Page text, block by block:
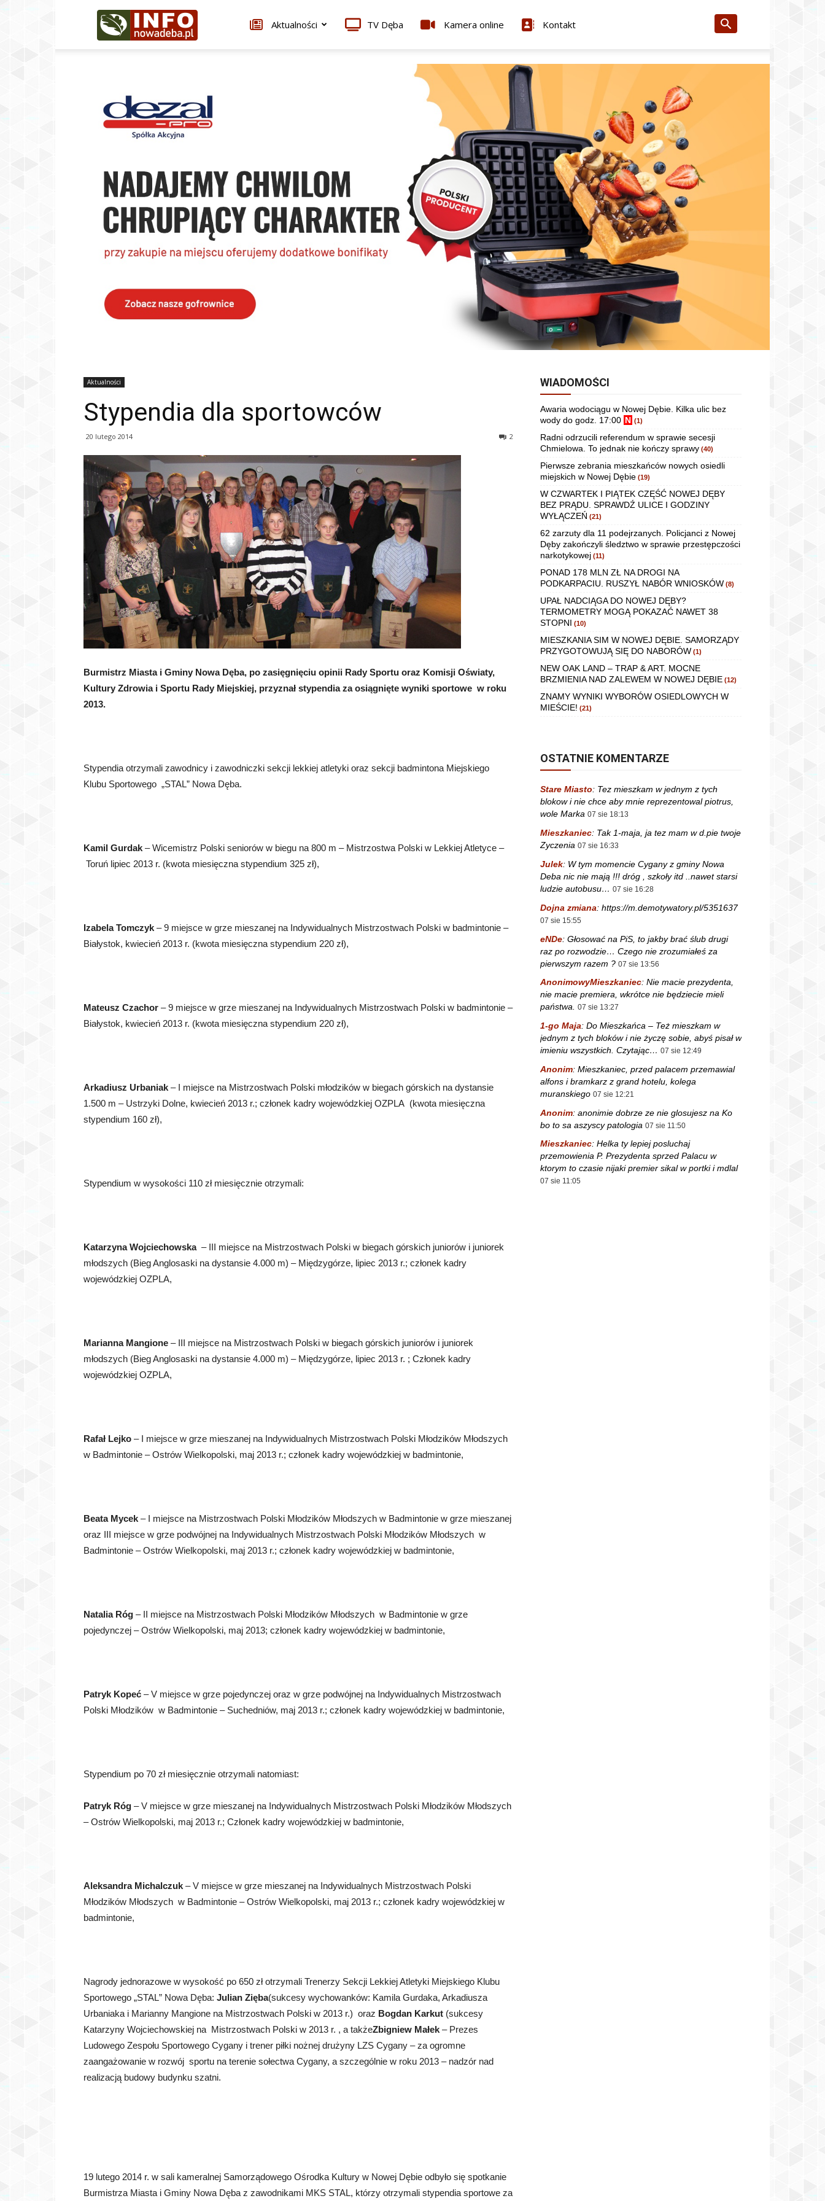
Infonowadeba.pl Aktualności TV Dęba Kamera online Kontakt
Aktualności
Stypendia dla sportowców
20 lutego 2014 2
Burmistrz Miasta i Gminy Nowa Dęba, po zasięgnięciu opinii Rady Sportu oraz Komisji Oświaty,
Kultury Zdrowia i Sportu Rady Miejskiej, przyznał stypendia za osiągnięte wyniki sportowe w roku
2013.
Stypendia otrzymali zawodnicy i zawodniczki sekcji lekkiej atletyki oraz sekcji badmintona Miejskiego
Klubu Sportowego „STAL” Nowa Dęba.
Kamil Gurdak – Wicemistrz Polski seniorów w biegu na 800 m – Mistrzostwa Polski w Lekkiej Atletyce –
Toruń lipiec 2013 r. (kwota miesięczna stypendium 325 zł),
Izabela Tomczyk – 9 miejsce w grze mieszanej na Indywidualnych Mistrzostwach Polski w badmintonie –
Białystok, kwiecień 2013 r. (kwota miesięczna stypendium 220 zł),
Mateusz Czachor – 9 miejsce w grze mieszanej na Indywidualnych Mistrzostwach Polski w badmintonie –
Białystok, kwiecień 2013 r. (kwota miesięczna stypendium 220 zł),
Arkadiusz Urbaniak – I miejsce na Mistrzostwach Polski młodzików w biegach górskich na dystansie
1.500 m – Ustrzyki Dolne, kwiecień 2013 r.; członek kadry wojewódzkiej OZPLA (kwota miesięczna
stypendium 160 zł),
Stypendium w wysokości 110 zł miesięcznie otrzymali:
Katarzyna Wojciechowska– III miejsce na Mistrzostwach Polski w biegach górskich juniorów i juniorek
młodszych (Bieg Anglosaski na dystansie 4.000 m) – Międzygórze, lipiec 2013 r.; członek kadry
wojewódzkiej OZPLA,
Marianna Mangione – III miejsce na Mistrzostwach Polski w biegach górskich juniorów i juniorek
młodszych (Bieg Anglosaski na dystansie 4.000 m) – Międzygórze, lipiec 2013 r. ; Członek kadry
wojewódzkiej OZPLA,
Rafał Lejko – I miejsce w grze mieszanej na Indywidualnych Mistrzostwach Polski Młodzików Młodszych
w Badmintonie – Ostrów Wielkopolski, maj 2013 r.; członek kadry wojewódzkiej w badmintonie,
Beata Mycek – I miejsce na Mistrzostwach Polski Młodzików Młodszych w Badmintonie w grze mieszanej
oraz III miejsce w grze podwójnej na Indywidualnych Mistrzostwach Polski Młodzików Młodszych w
Badmintonie – Ostrów Wielkopolski, maj 2013 r.; członek kadry wojewódzkiej w badmintonie,
Natalia Róg – II miejsce na Mistrzostwach Polski Młodzików Młodszych w Badmintonie w grze
pojedynczej – Ostrów Wielkopolski, maj 2013; członek kadry wojewódzkiej w badmintonie,
Patryk Kopeć – V miejsce w grze pojedynczej oraz w grze podwójnej na Indywidualnych Mistrzostwach
Polski Młodzików w Badmintonie – Suchedniów, maj 2013 r.; członek kadry wojewódzkiej w badmintonie,
Stypendium po 70 zł miesięcznie otrzymali natomiast:
Patryk Róg – V miejsce w grze mieszanej na Indywidualnych Mistrzostwach Polski Młodzików Młodszych
– Ostrów Wielkopolski, maj 2013 r.; Członek kadry wojewódzkiej w badmintonie,
Aleksandra Michalczuk – V miejsce w grze mieszanej na Indywidualnych Mistrzostwach Polski
Młodzików Młodszych w Badmintonie – Ostrów Wielkopolski, maj 2013 r.; członek kadry wojewódzkiej w
badmintonie,
Nagrody jednorazowe w wysokość po 650 zł otrzymali Trenerzy Sekcji Lekkiej Atletyki Miejskiego Klubu
Sportowego „STAL” Nowa Dęba: Julian Zięba(sukcesy wychowanków: Kamila Gurdaka, Arkadiusza
Urbaniaka i Marianny Mangione na Mistrzostwach Polski w 2013 r.) oraz Bogdan Karkut (sukcesy
Katarzyny Wojciechowskiej na Mistrzostwach Polski w 2013 r. , a takżeZbigniew Małek – Prezes
Ludowego Zespołu Sportowego Cygany i trener piłki nożnej drużyny LZS Cygany – za ogromne
zaangażowanie w rozwój sportu na terenie sołectwa Cygany, a szczególnie w roku 2013 – nadzór nad
realizacją budowy budynku szatni.
19 lutego 2014 r. w sali kameralnej Samorządowego Ośrodka Kultury w Nowej Dębie odbyło się spotkanie
Burmistrza Miasta i Gminy Nowa Dęba z zawodnikami MKS STAL, którzy otrzymali stypendia sportowe za
WIADOMOŚCI
Awaria wodociągu w Nowej Dębie. Kilka ulic bez
wody do godz. 17:00 N (1)
Radni odrzucili referendum w sprawie secesji
Chmielowa. To jednak nie kończy sprawy (40)
Pierwsze zebrania mieszkańców nowych osiedli
miejskich w Nowej Dębie (19)
W CZWARTEK I PIĄTEK CZĘŚĆ NOWEJ DĘBY
BEZ PRĄDU. SPRAWDŹ ULICE I GODZINY
WYŁĄCZEŃ (21)
62 zarzuty dla 11 podejrzanych. Policjanci z Nowej
Dęby zakończyli śledztwo w sprawie przestępczości
narkotykowej (11)
PONAD 178 MLN ZŁ NA DROGI NA
PODKARPACIU. RUSZYŁ NABÓR WNIOSKÓW (8)
UPAŁ NADCIĄGA DO NOWEJ DĘBY?
TERMOMETRY MOGĄ POKAZAĆ NAWET 38
STOPNI (10)
MIESZKANIA SIM W NOWEJ DĘBIE. SAMORZĄDY
PRZYGOTOWUJĄ SIĘ DO NABORÓW (1)
NEW OAK LAND – TRAP & ART. MOCNE
BRZMIENIA NAD ZALEWEM W NOWEJ DĘBIE (12)
ZNAMY WYNIKI WYBORÓW OSIEDLOWYCH W
MIEŚCIE! (21)
OSTATNIE KOMENTARZE
Stare Miasto: Tez mieszkam w jednym z tych
blokow i nie chce aby mnie reprezentowal piotrus,
wole Marka 07 sie 18:13
Mieszkaniec: Tak 1-maja, ja tez mam w d.pie twoje
Zyczenia 07 sie 16:33
Julek: W tym momencie Cygany z gminy Nowa
Deba nic nie mają !!! dróg , szkoły itd ..nawet starsi
ludzie autobusu… 07 sie 16:28
Dojna zmiana: https://m.demotywatory.pl/5351637
07 sie 15:55
eNDe: Głosować na PiS, to jakby brać ślub drugi
raz po rozwodzie… Czego nie zrozumiałeś za
pierwszym razem ? 07 sie 13:56
AnonimowyMieszkaniec: Nie macie prezydenta,
nie macie premiera, wkrótce nie będziecie mieli
państwa. 07 sie 13:27
1-go Maja: Do Mieszkańca – Też mieszkam w
jednym z tych bloków i nie życzę sobie, abyś pisał w
imieniu wszystkich. Czytając… 07 sie 12:49
Anonim: Mieszkaniec, przed palacem przemawial
alfons i bramkarz z grand hotelu, kolega
muranskiego 07 sie 12:21
Anonim: anonimie dobrze ze nie glosujesz na Ko
bo to sa aszyscy patologia 07 sie 11:50
Mieszkaniec: Helka ty lepiej posluchaj
przemowienia P. Prezydenta sprzed Palacu w
ktorym to czasie nijaki premier sikal w portki i mdlal
07 sie 11:05